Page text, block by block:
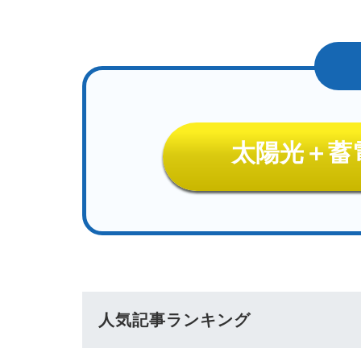
太陽光＋蓄
人気記事ランキング